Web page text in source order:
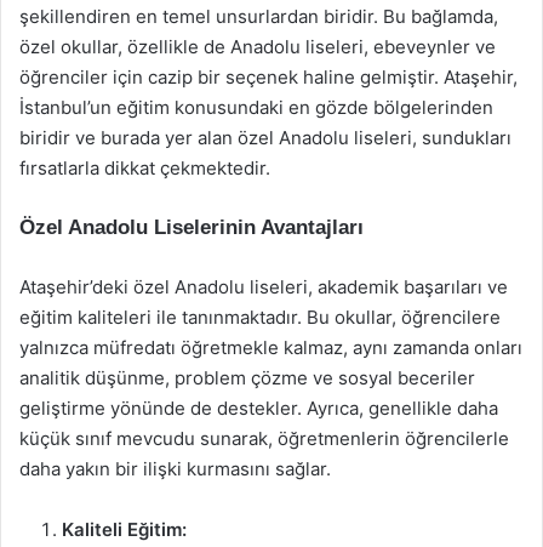
şekillendiren en temel unsurlardan biridir. Bu bağlamda,
özel okullar, özellikle de Anadolu liseleri, ebeveynler ve
öğrenciler için cazip bir seçenek haline gelmiştir. Ataşehir,
İstanbul’un eğitim konusundaki en gözde bölgelerinden
biridir ve burada yer alan özel Anadolu liseleri, sundukları
fırsatlarla dikkat çekmektedir.
Özel Anadolu Liselerinin Avantajları
Ataşehir’deki özel Anadolu liseleri, akademik başarıları ve
eğitim kaliteleri ile tanınmaktadır. Bu okullar, öğrencilere
yalnızca müfredatı öğretmekle kalmaz, aynı zamanda onları
analitik düşünme, problem çözme ve sosyal beceriler
geliştirme yönünde de destekler. Ayrıca, genellikle daha
küçük sınıf mevcudu sunarak, öğretmenlerin öğrencilerle
daha yakın bir ilişki kurmasını sağlar.
Kaliteli Eğitim: